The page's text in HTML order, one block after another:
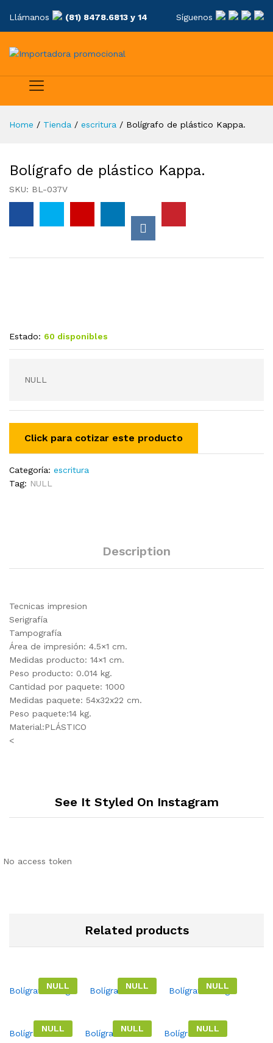
Llámanos (81) 8478.6813 y 14 Síguenos
Home / Tienda / escritura / Bolígrafo de plástico Kappa.
Bolígrafo de plástico Kappa.
SKU: BL-037V
Estado: 60 disponibles
NULL
Categoría: escritura
Tag: NULL
Description
Tecnicas impresion
Serigrafía
Tampografía
Área de impresión: 4.5×1 cm.
Medidas producto: 14×1 cm.
Peso producto: 0.014 kg.
Cantidad por paquete: 1000
Medidas paquete: 54x32x22 cm.
Peso paquete:14 kg.
Material:PLÁSTICO
<
See It Styled On Instagram
No access token
Related products
NULL
Bolígrafo Kenge. NULL
Bolígrafo Lisala. NULL
Bolígrafo Kenge.
NULL
Bolígrafo Enna. NULL
Bolígrafo Lisala. NULL
Bolígrafo Enna.